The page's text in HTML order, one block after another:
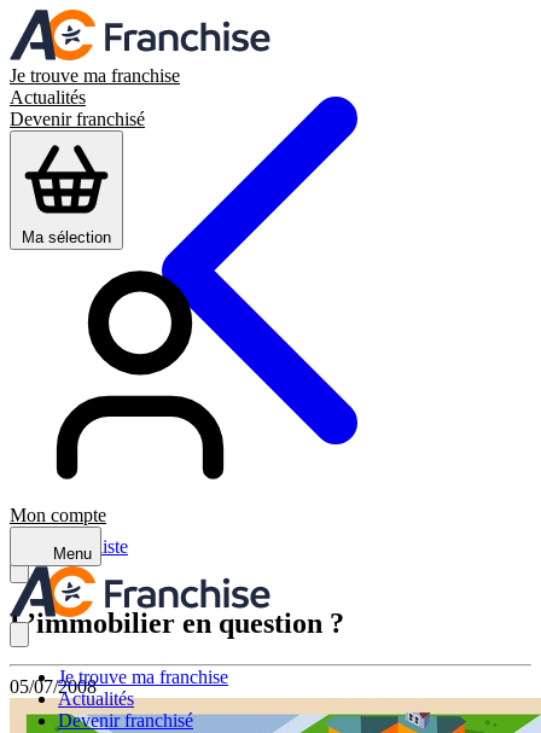
Je trouve ma franchise
Actualités
Devenir franchisé
Ma sélection
Mon compte
Menu
Je trouve ma franchise
Actualités
Devenir franchisé
Retour à la liste
L’immobilier en question ?
05/07/2008